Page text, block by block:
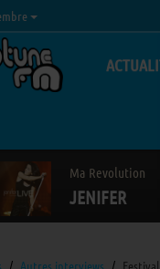
Ma Revolution
JENIFER
Autres interviews